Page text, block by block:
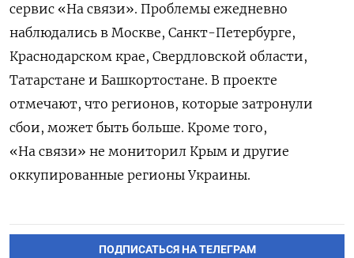
сервис «На связи». Проблемы ежедневно
наблюдались в Москве, Санкт-Петербурге,
Краснодарском крае, Свердловской области,
Татарстане и Башкортостане. В проекте
отмечают, что регионов, которые затронули
сбои, может быть больше. Кроме того,
«На связи» не мониторил Крым и другие
оккупированные регионы Украины.
ПОДПИСАТЬСЯ НА ТЕЛЕГРАМ